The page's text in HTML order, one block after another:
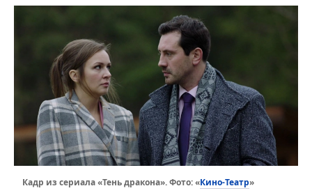
Кадр из сериала «Тень дракона». Фото: «Кино-Театр»